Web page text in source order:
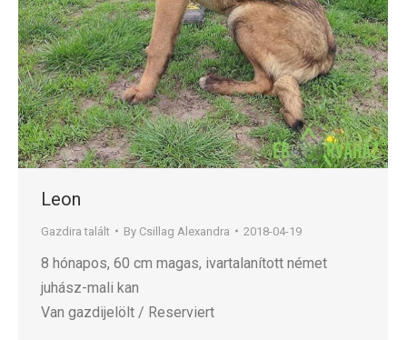
Leon
Gazdira talált By Csillag Alexandra 2018-04-19
8 hónapos, 60 cm magas, ivartalanított német
juhász-mali kan
Van gazdijelölt / Reserviert